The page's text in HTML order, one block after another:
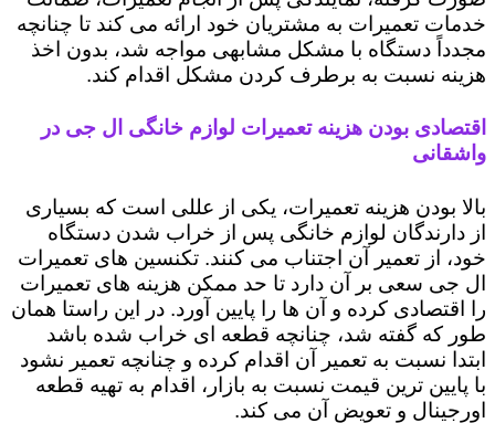
خدمات تعمیرات به مشتریان خود ارائه می کند تا چنانچه
مجدداً دستگاه با مشکل مشابهی مواجه شد، بدون اخذ
هزینه نسبت به برطرف کردن مشکل اقدام کند.
اقتصادی بودن هزینه تعمیرات لوازم خانگی ال جی در
واشقانی
بالا بودن هزینه تعمیرات، یکی از عللی است که بسیاری
از دارندگان لوازم خانگی پس از خراب شدن دستگاه
خود، از تعمیر آن اجتناب می کنند. تکنسین های تعمیرات
ال جی سعی بر آن دارد تا حد ممکن هزینه های تعمیرات
را اقتصادی کرده و آن ها را پایین آورد. در این راستا همان
طور که گفته شد، چنانچه قطعه ای خراب شده باشد
ابتدا نسبت به تعمیر آن اقدام کرده و چنانچه تعمیر نشود
با پایین ترین قیمت نسبت به بازار، اقدام به تهیه قطعه
اورجینال و تعویض آن می کند.